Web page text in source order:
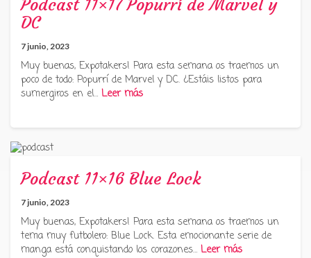
Podcast 11×17 Popurrí de Marvel y
DC
7 junio, 2023
Muy buenas, Expotakers! Para esta semana os traemos un
poco de todo: Popurrí de Marvel y DC. ¿Estáis listos para
sumergiros en el… Leer más
Podcast 11×16 Blue Lock
7 junio, 2023
Muy buenas, Expotakers! Para esta semana os traemos un
tema muy futbolero: Blue Lock. Esta emocionante serie de
manga está conquistando los corazones… Leer más